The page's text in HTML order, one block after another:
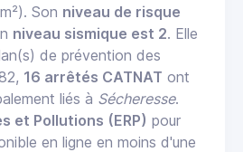
Son niveau de risque
niveau sismique est 2. Elle
de prévention des
16 arrêtés CATNAT ont
liés à Sécheresse.
et Pollutions (ERP) pour
en ligne en moins d'une